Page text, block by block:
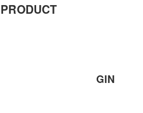
PRODUCT
GIN